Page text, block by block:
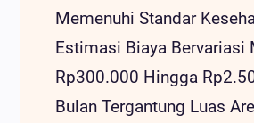
Memenuhi Standar
Estimasi Biaya Bervariasi
Rp300.000 Hingga
Bulan Tergantung Luas